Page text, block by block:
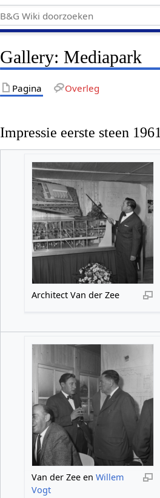
Gallery: Mediapark
Pagina Overleg
Impressie eerste steen 1961
Architect Van der Zee
Van der Zee en Willem
Vogt